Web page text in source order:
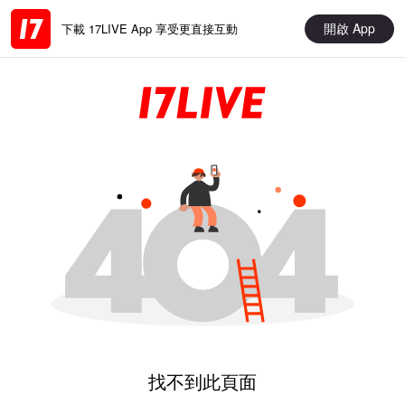
下載 17LIVE App 享受更直接互動 開啟 App
找不到此頁面